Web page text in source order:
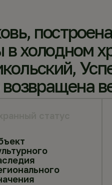
холодном
возвращена